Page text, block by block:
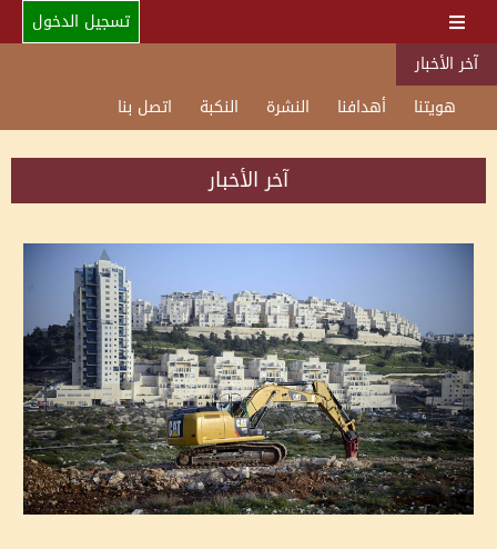
تسجيل الدخول
آخر الأخبار
هويتنا
أهدافنا النشرة النكبة اتصل بنا
آخر الأخبار